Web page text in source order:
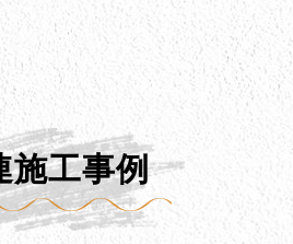
施工事例